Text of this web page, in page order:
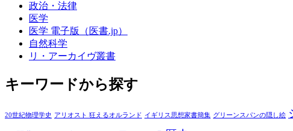
政治・法律
医学
医学 電子版（医書.jp）
自然科学
リ・アーカイヴ叢書
キーワードから探す
20世紀物理学史 アリオスト 狂えるオルランド イギリス思想家書簡集 グリーンスパンの隠し絵